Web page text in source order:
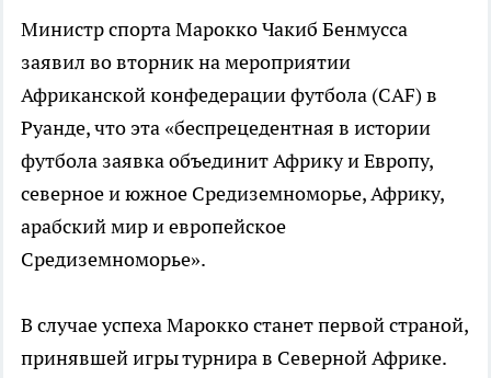
Министр спорта Марокко Чакиб Бенмусса
заявил во вторник на мероприятии
Африканской конфедерации футбола (CAF) в
Руанде, что эта «беспрецедентная в истории
футбола заявка объединит Африку и Европу,
северное и южное Средиземноморье, Африку,
арабский мир и европейское
Средиземноморье».
В случае успеха Марокко станет первой страной,
принявшей игры турнира в Северной Африке.